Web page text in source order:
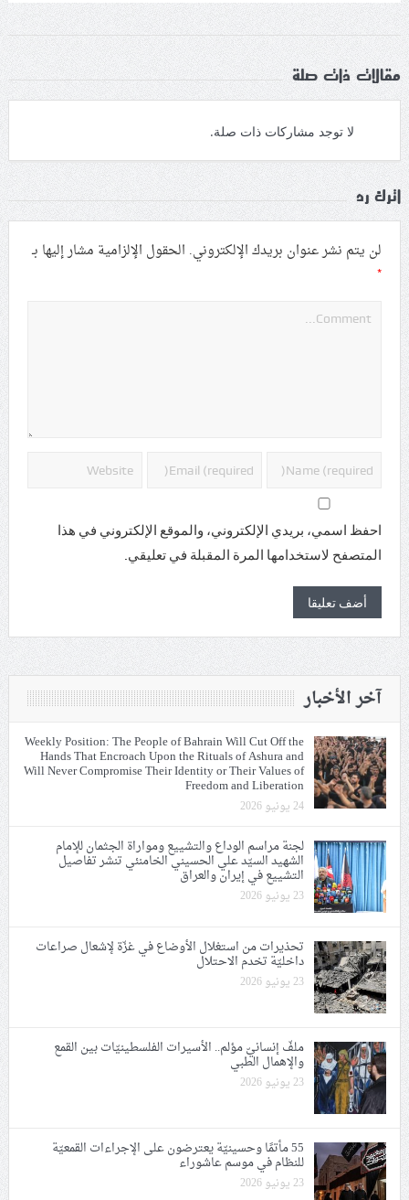
مقالات ذات صلة
لا توجد مشاركات ذات صلة.
اترك رد
لن يتم نشر عنوان بريدك الإلكتروني. الحقول الإلزامية مشار إليها بـ
*
احفظ اسمي، بريدي الإلكتروني، والموقع الإلكتروني في هذا
المتصفح لاستخدامها المرة المقبلة في تعليقي.
آخر الأخبار
Weekly Position: The People of Bahrain Will Cut Off the
Hands That Encroach Upon the Rituals of Ashura and
Will Never Compromise Their Identity or Their Values of
Freedom and Liberation
24 يونيو 2026
لجنة مراسم الوداع والتشييع ومواراة الجثمان للإمام
الشهيد السيّد علي الحسيني الخامنئي تنشر تفاصيل
التشييع في إيران والعراق
23 يونيو 2026
تحذيرات من استغلال الأوضاع في غزّة لإشعال صراعات
داخليّة تخدم الاحتلال
23 يونيو 2026
ملفّ إنسانيّ مؤلم.. الأسيرات الفلسطينيّات بين القمع
والإهمال الطبي
23 يونيو 2026
55 مأتمًا وحسينيّة يعترضون على الإجراءات القمعيّة
للنظام في موسم عاشوراء
23 يونيو 2026